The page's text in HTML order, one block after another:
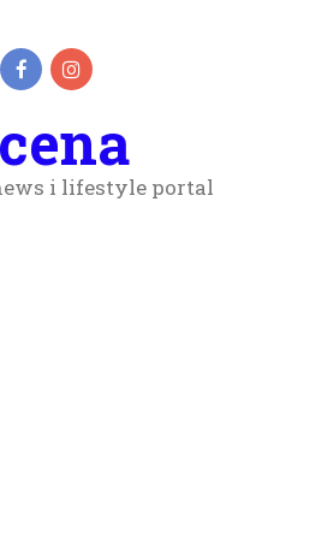
i lifestyle portal